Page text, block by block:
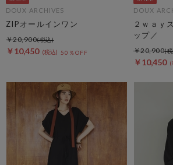
DOUX ARCHIVES
ZIPオールインワン
￥10,450 50％OFF
￥20,900
DOUX
２ｗａｙ
ップ／
￥10,450
￥20,900